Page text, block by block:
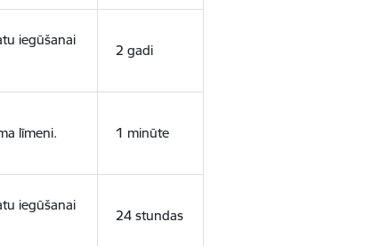
iegūšanai
2 gadi
līmeni. 1 minūte
iegūšanai
24 stundas